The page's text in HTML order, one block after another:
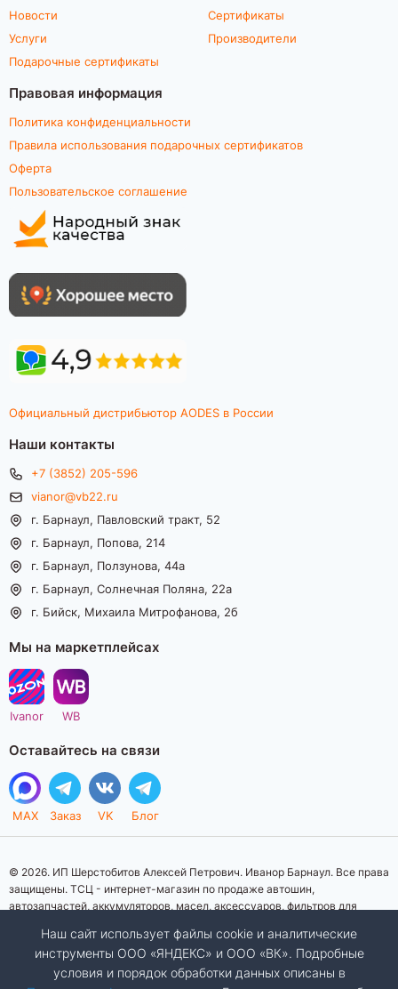
Новости
Услуги
Подарочные сертификаты
Сертификаты
Производители
Правовая информация
Политика конфиденциальности
Правила использования подарочных сертификатов
Оферта
Пользовательское соглашение
Официальный дистрибьютор AODES в России
Наши контакты
+7 (3852) 205-596
vianor@vb22.ru
г. Барнаул, Павловский тракт, 52
г. Барнаул, Попова, 214
г. Барнаул, Ползунова, 44а
г. Барнаул, Солнечная Поляна, 22а
г. Бийск, Михаила Митрофанова, 2б
Мы на маркетплейсах
Ivanor WB
Оставайтесь на связи
MAX Заказ VK Блог
© 2026. ИП Шерстобитов Алексей Петрович. Иванор Барнаул. Все права
защищены. ТСЦ - интернет-магазин по продаже автошин,
автозапчастей, аккумуляторов, масел, аксессуаров, фильтров для
информационный характер. Представленная информация о товарах, их
стоимости, характеристик, фото, наличия на складе ни при каких
условиях не является публичной офертой, определяемой положениями
Наш сайт использует файлы cookie и аналитические
инструменты ООО «ЯНДЕКС» и ООО «ВК». Подробные
условия и порядок обработки данных описаны в